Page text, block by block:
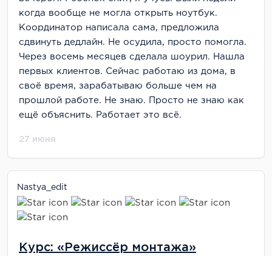
когда вообще не могла открыть ноутбук.
Координатор написала сама, предложила
сдвинуть дедлайн. Не осудила, просто помогла.
Через восемь месяцев сделала шоурил. Нашла
первых клиентов. Сейчас работаю из дома, в
своё время, зарабатываю больше чем на
прошлой работе. Не знаю. Просто не знаю как
ещё объяснить. Работает это всё.
27 июня
Nastya_edit
Курс: «Режиссёр монтажа»